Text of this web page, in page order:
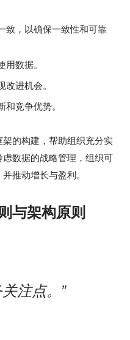
致，以确保一致性和可靠
数据。
进机会。
竞争优势。
的构建，帮助组织充分实
数据的战略管理，组织可
推动增长与盈利。
与架构原则
注点。”